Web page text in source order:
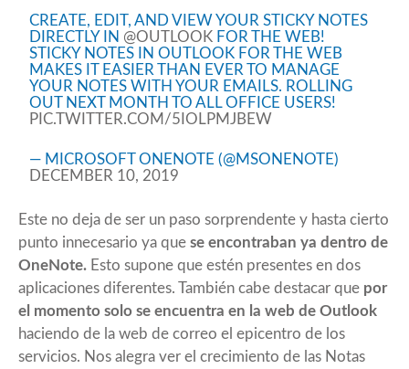
CREATE, EDIT, AND VIEW YOUR STICKY NOTES
DIRECTLY IN @OUTLOOK FOR THE WEB!
STICKY NOTES IN OUTLOOK FOR THE WEB
MAKES IT EASIER THAN EVER TO MANAGE
YOUR NOTES WITH YOUR EMAILS. ROLLING
OUT NEXT MONTH TO ALL OFFICE USERS!
PIC.TWITTER.COM/5IOLPMJBEW
— MICROSOFT ONENOTE (@MSONENOTE)
DECEMBER 10, 2019
Este no deja de ser un paso sorprendente y hasta cierto
punto innecesario ya que se encontraban ya dentro de
OneNote. Esto supone que estén presentes en dos
aplicaciones diferentes. También cabe destacar que por
el momento solo se encuentra en la web de Outlook
haciendo de la web de correo el epicentro de los
servicios. Nos alegra ver el crecimiento de las Notas